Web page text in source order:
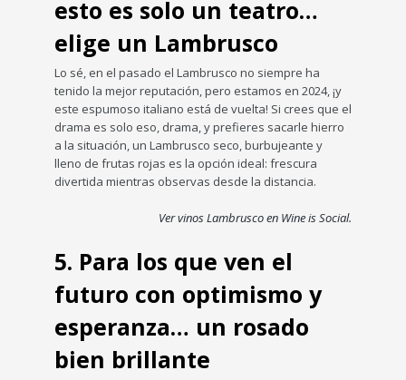
esto es solo un teatro…
elige un Lambrusco
Lo sé, en el pasado el Lambrusco no siempre ha
tenido la mejor reputación, pero estamos en 2024, ¡y
este espumoso italiano está de vuelta! Si crees que el
drama es solo eso, drama, y prefieres sacarle hierro
a la situación, un Lambrusco seco, burbujeante y
lleno de frutas rojas es la opción ideal: frescura
divertida mientras observas desde la distancia.
Ver vinos Lambrusco en Wine is Social.
5. Para los que ven el
futuro con optimismo y
esperanza… un rosado
bien brillante